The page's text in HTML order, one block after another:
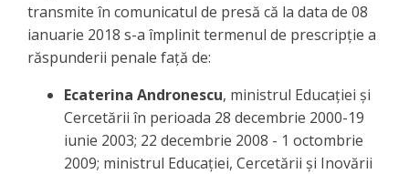
transmite în comunicatul de presă că la data de 08
ianuarie 2018 s-a împlinit termenul de prescripţie a
răspunderii penale faţă de:
Ecaterina Andronescu, ministrul Educaţiei şi
Cercetării în perioada 28 decembrie 2000-19
iunie 2003; 22 decembrie 2008 - 1 octombrie
2009; ministrul Educaţiei, Cercetării şi Inovării